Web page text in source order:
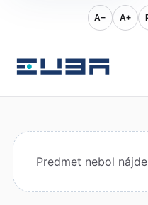
A− A+
Predmet nebol